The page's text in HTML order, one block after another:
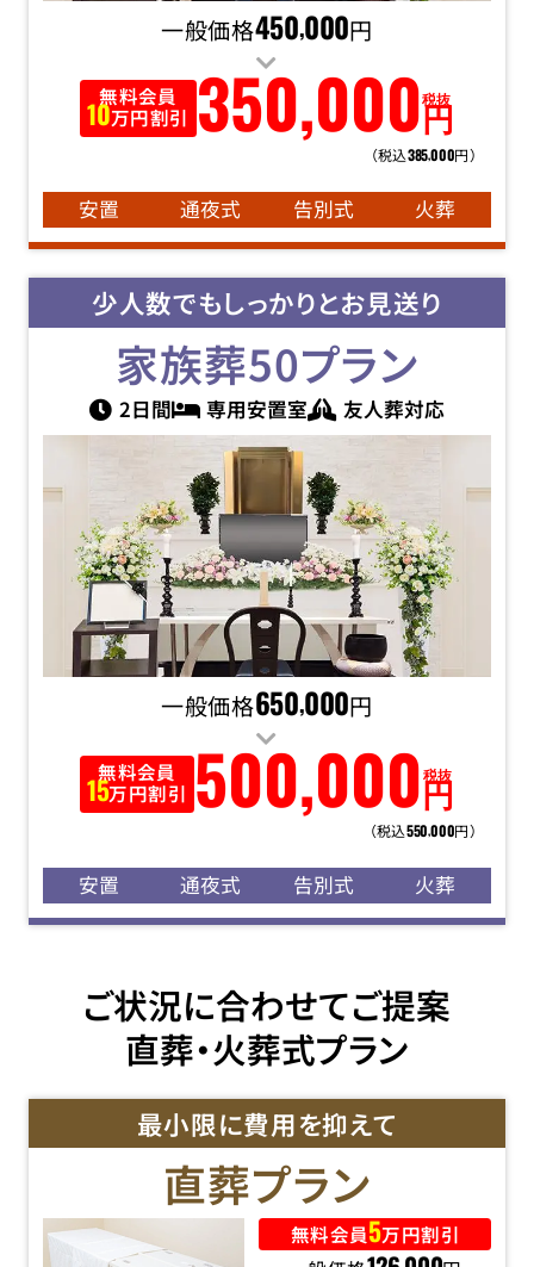
一般価格450,000円
無料会員
10万円割引 350,000 円
税抜
（税込385,000円）
安置 通夜式 告別式 火葬
少人数でもしっかりとお見送り
家族葬50プラン
2日間 専用安置室 友人葬対応
一般価格650,000円
無料会員
15万円割引 500,000 円
税抜
（税込550,000円）
安置 通夜式 告別式 火葬
ご状況に合わせてご提案
直葬・火葬式プラン
最小限に費用を抑えて
直葬プラン
無料会員5万円割引